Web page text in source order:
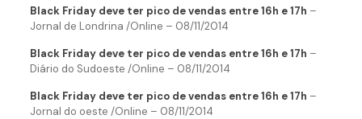
Black Friday deve ter pico de vendas entre 16h e 17h –
Jornal de Londrina /Online – 08/11/2014
Black Friday deve ter pico de vendas entre 16h e 17h –
Diário do Sudoeste /Online – 08/11/2014
Black Friday deve ter pico de vendas entre 16h e 17h –
Jornal do oeste /Online – 08/11/2014